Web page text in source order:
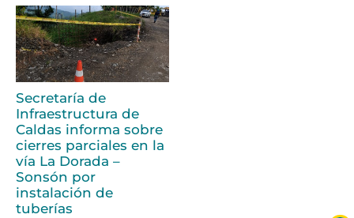
Secretaría de
Infraestructura de
Caldas informa sobre
cierres parciales en la
vía La Dorada –
Sonsón por
instalación de
tuberías